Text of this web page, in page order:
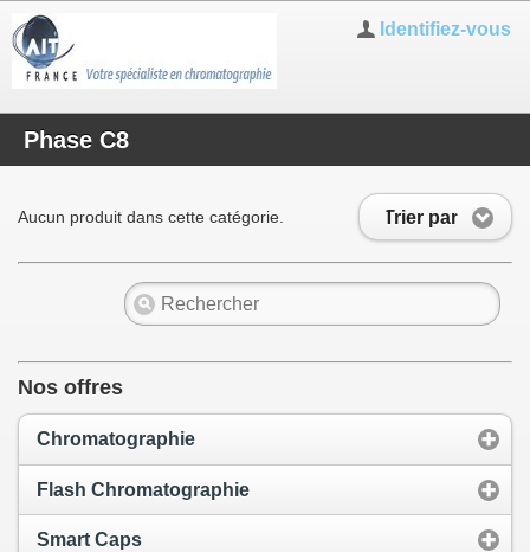
Identifiez-vous
Phase C8
Trier par
Aucun produit dans cette catégorie.
Nos offres
Chromatographie
Flash Chromatographie
Smart Caps